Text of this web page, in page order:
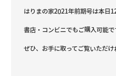
はりまの家2021年前期号は本日
書店・コンビニでもご購入可能で
ぜひ、お手に取ってご覧いただ